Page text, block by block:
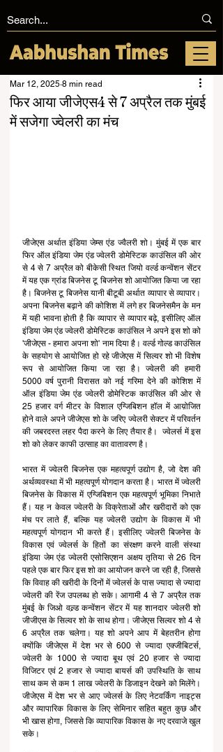
फिर आया जीजेएस4 से 7 अप्रैल तक मुंबई
में सजेगा ज्वेलरी का मंच
Mar 12, 2025 8 min read
जीजेएस अर्थात इंडिया जेम्स एंड ज्वैलरी शो। मुंबई में एक बार
फिर ऑल इंडिया जेम एंड ज्वेलरी डोमेस्टिक काउंसिल की ओर
से 4 से 7 अप्रैल को बीकेसी स्थित जियो वर्ल्ड कन्वेंशन सेंटर
में यह एक ग्रांड बिजनेस टू बिजनेस शो आयोजित किया जा रहा
है। बिजनेस टू बिजनेस यानी बीटूबी अर्थात व्यापार से व्यापार।
अपना बिजनेस बढ़ाने की कोशिश में लगे हर बिजनेसमैन के मन
में यही भावना होती है कि व्यापार से व्यापार बढ़े, इसीलिए ऑल
इंडिया जेम एंड ज्वेलरी डोमेस्टिक काउंसिल ने अपने इस शो को
'जीजेएस - हमारा अपना शो' नाम दिया है। वर्ल्ड गोल्ड काउंसिल
के सहयोग से आयोजित हो रहे जीजेएस में सिल्वर शो भी विशेष
रूप से आयोजित किया जा रहा है। ज्वेलरी की हमारी
5000 वर्ष पुरानी विरासत को नई गरिमा देने की कोशिश में
ऑल इंडिया जेम एंड ज्वेलरी डोमेस्टिक काउंसिल की ओर से
25 हजार वर्ग मीटर के विशाल एग्जिबिशन हॉल में आय़ोजित
होने वाले अपने जीजेएस शो के जरिए ज्वेलरी सेक्टर में परिवर्तन
की जबरदस्त लहर पैदा करने के लिए तैयार है।  ज्वेलर्स में इस
शो को लेकर काफी उत्साह का वातावरण है।
भारत में ज्वेलरी बिजनेस एक महत्वपूर्ण उद्योग है, जो देश की
अर्थव्यवस्था में भी महत्वपूर्ण योगदान करता है। भारत में ज्वेलरी
बिजनेस के विकास में एग्जिबिशन एक महत्वपूर्ण भूमिका निभाते
हैं। यह न केवल ज्वेलरी के विक्रेताओं और खरीदारों को एक
मंच पर लाते हैं, बल्कि यह ज्वेलरी उद्योग के विकास में भी
महत्वपूर्ण योगदान भी करते हैं। इसीलिए ज्वेलरी बिजनेस के
विकास एवं ज्वेलर्स के हितों का संरक्षण करने वाली संस्था
इंडिया जेम एंड ज्वेलरी एसोसिएशन अक्षय तृतिया से 26 दिन
पहले एक बार फिर इस शो का आयोजन करने जा रही है, जिससे
कि विवाह की खरीदी के दिनों में ज्वेलर्स के पास ज्यादा से ज्यादा
ज्वेलरी की रेंज उपलब्ध हो सके। आगामी 4 से 7 अप्रैल तक
मुंबई के जिओ वल्र्ड कन्वेंशन सेंटर में यह शानदार ज्वेलरी शो
जीजीएस के सिल्वर शो के साथ होगा। जीजेएस सिल्वर शो 4 से
6 अप्रैल तक चलेगा। यह शो अपने आप में बेहतरीन होगा
क्योंकि जीजेएस में देश भर से 600 से ज्यादा एक्जीबिटर्स,
ज्वेलरी के 1000 से ज्यादा बूथ एवं 20 हजार से ज्यादा
विजिटर एवं 2 हजार से ज्यादा बायर्स की उपस्थिति के साथ
साथ कम से कम 1 लाख ज्वेलरी के डिजाइन देखने को मिलेंगे।
जीजेएस में देश भर से आए ज्वेलर्स के लिए नेटवर्किंग नाइट्स
और व्यापारिक विकास के लिए सेमिनार सहित बहुत कुछ और
भी खास होगा, जिससे कि व्यापारिक विकास के नए दरवाजे खुल
सके।